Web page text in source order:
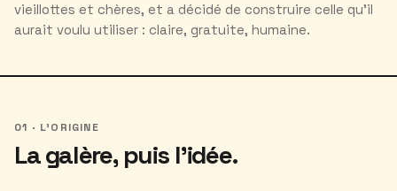
vieillottes et chères, et a décidé de construire celle qu'il
aurait voulu utiliser : claire, gratuite, humaine.
01 · L'ORIGINE
La galère, puis l'idée.